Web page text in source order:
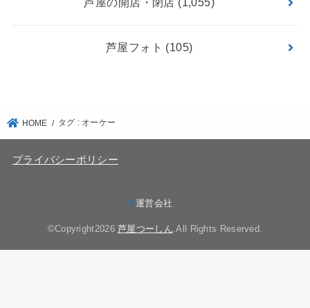
芦屋フォト (105)
HOME タグ : オーケー
プライバシーポリシー
運営会社
©Copyright2026芦屋つーしん .All Rights Reserved.